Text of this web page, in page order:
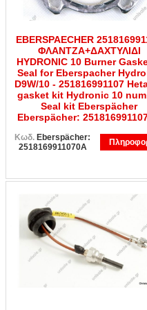
EBERSPAECHER
ΦΛΑΝΤΖΑ+ΔΑΧΤΥΛΙΔΙ
HYDRONIC 10 Burner
Seal for Eberspacher
D9W/10 - 251816991107
gasket kit Hydronic 10
Seal kit Eberspächer
Eberspächer:
Κωδ. Eberspächer:
2518169911070A